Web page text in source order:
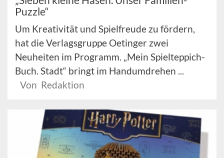
Puzzle“
Um Kreativität und Spielfreude zu fördern,
hat die Verlagsgruppe Oetinger zwei
Neuheiten im Programm. „Mein Spielteppich-
Buch. Stadt“ bringt im Handumdrehen ...
Von Redaktion